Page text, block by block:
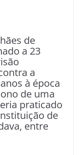
de
a 23
a
à época
de uma
praticado
de
entre